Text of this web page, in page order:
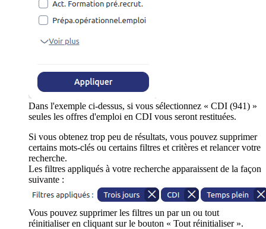
Dans l'exemple ci-dessus, si vous sélectionnez « CDI (941) »
seules les offres d'emploi en CDI vous seront restituées.
Si vous obtenez trop peu de résultats, vous pouvez supprimer
certains mots-clés ou certains filtres et critères et relancer votre
recherche.
Les filtres appliqués à votre recherche apparaissent de la façon
suivante :
Vous pouvez supprimer les filtres un par un ou tout
réinitialiser en cliquant sur le bouton « Tout réinitialiser ».